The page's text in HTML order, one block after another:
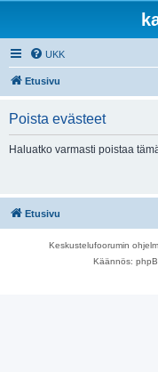
UKK
Etusivu
Poista evästeet
Haluatko varmasti poistaa
Etusivu
Keskustelufoorumin
Käännös: